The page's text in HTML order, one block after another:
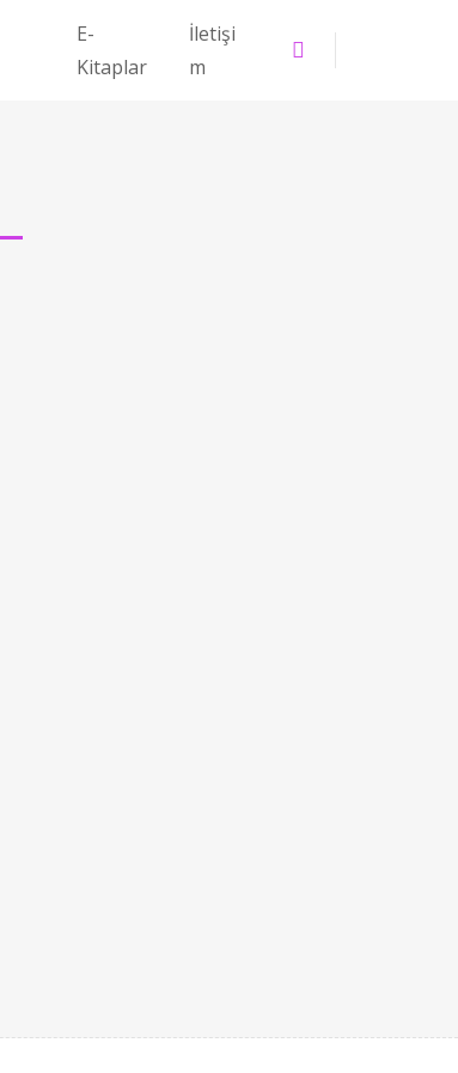
E-
Kitaplar
İletişi
m